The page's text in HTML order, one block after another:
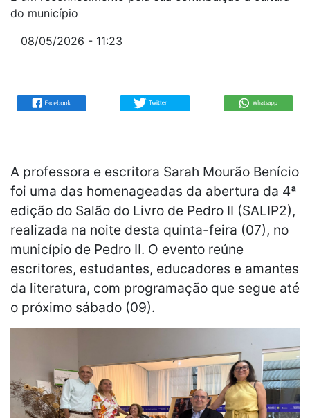
do município
08/05/2026 - 11:23
A professora e escritora Sarah Mourão Benício
foi uma das homenageadas da abertura da 4ª
edição do Salão do Livro de Pedro II (SALIP2),
realizada na noite desta quinta-feira (07), no
município de Pedro II. O evento reúne
escritores, estudantes, educadores e amantes
da literatura, com programação que segue até
o próximo sábado (09).